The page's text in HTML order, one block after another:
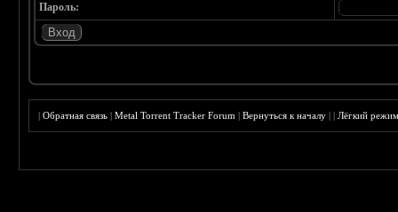
Пароль:
|Обратная связь |Metal Torrent Tracker Forum |Вернуться к началу ||Лёгкий